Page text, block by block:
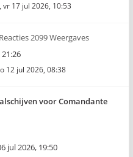
, vr 17 jul 2026, 10:53
2099 Weergaves
12 jul 2026, 08:38
voor Comandante
jul 2026, 19:50